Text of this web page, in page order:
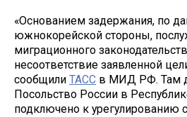
«Основанием задержания, по
южнокорейской стороны,
миграционного
несоответствие заявленной
сообщили ТАСС в МИД РФ. Там
Посольство России в
подключено к урегулированию